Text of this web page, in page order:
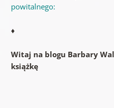
powitalnego:
♦
Witaj na blogu Barbary
książkę